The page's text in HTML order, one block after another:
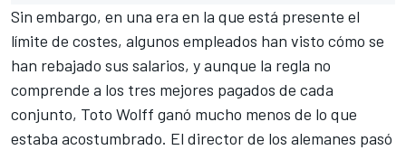
Sin embargo, en una era en la que está presente el
límite de costes, algunos empleados han visto cómo se
han rebajado sus salarios, y aunque la regla no
comprende a los tres mejores pagados de cada
conjunto, Toto Wolff ganó mucho menos de lo que
estaba acostumbrado. El director de los alemanes pasó